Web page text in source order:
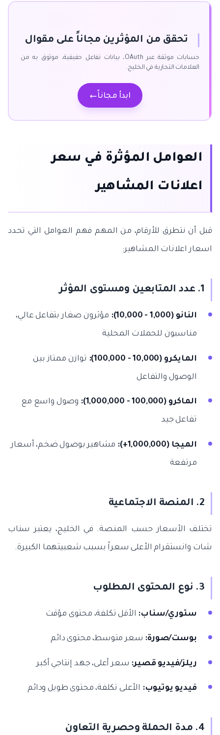
تحقق من المؤثرين مجاناً على مقوال
حسابات موثقة عبر OAuth، بيانات تفاعل حقيقية، موثوق به من
العلامات التجارية في الخليج.
ابدأ مجاناً
العوامل المؤثرة في سعر
اعلانات المشاهير
قبل أن نتطرق للأرقام، من المهم فهم العوامل التي تحدد
اسعار اعلانات المشاهير:
1. عدد المتابعين ومستوى المؤثر
النانو (1,000 - 10,000): مؤثرون صغار بتفاعل عالي،
مناسبون للحملات المحلية
المايكرو (10,000 - 100,000): توازن ممتاز بين
الوصول والتفاعل
الماكرو (100,000 - 1,000,000): وصول واسع مع
تفاعل جيد
الميجا (1,000,000+): مشاهير بوصول ضخم، أسعار
مرتفعة
2. المنصة الاجتماعية
تختلف الأسعار حسب المنصة. في الخليج، يعتبر سناب
شات وانستقرام الأعلى سعراً بسبب شعبيتهما الكبيرة.
3. نوع المحتوى المطلوب
ستوري/سناب: الأقل تكلفة، محتوى مؤقت
بوست/صورة: سعر متوسط، محتوى دائم
ريلز/فيديو قصير: سعر أعلى، جهد إنتاجي أكبر
فيديو يوتيوب: الأعلى تكلفة، محتوى طويل ودائم
4. مدة الحملة وحصرية التعاون